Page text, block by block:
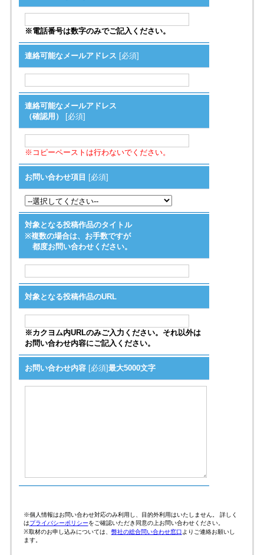
※電話番号は数字のみでご記入ください。
連絡可能なメールアドレス [必須]
連絡可能なメールアドレス
（確認用）
[必須]
※コピーペーストは行わないでください。
お問い合わせ項目 [必須]
対象となる投稿作品のタイトル
※複数の場合は、お手数ですが
都度お問い合わせください。
対象となる投稿作品のURL
※カクヨム内URLのみご入力ください。それ以外は
お問い合わせ内容にご記入ください。
お問い合わせ内容 [必須]最大5000文字
※個人情報はお問い合わせ対応のみ利用し、目的外利用はいたしません。 詳しく
はプライバシーポリシーをご確認いただき同意の上お問い合わせください。
※取材のお申し込みについては、 弊社の総合問い合わせ窓口 よりご連絡お願いし
ます。